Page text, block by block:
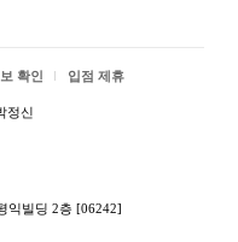
확인 입점 제휴
정신
익빌딩 2층 [06242]